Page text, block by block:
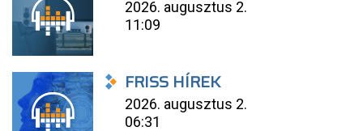
2026. augusztus 2.
11:09
FRISS HÍREK
2026. augusztus 2.
06:31